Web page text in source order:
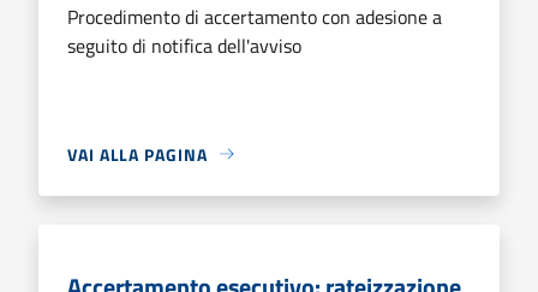
Procedimento di accertamento con adesione a
seguito di notifica dell'avviso
VAI ALLA PAGINA